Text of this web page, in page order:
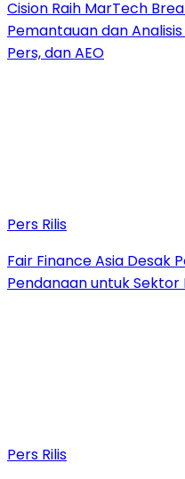
Cision Raih MarTech
Pemantauan dan
Pers, dan AEO
Pers Rilis
Fair Finance Asia Desak
Pendanaan untuk Sektor
Pers Rilis